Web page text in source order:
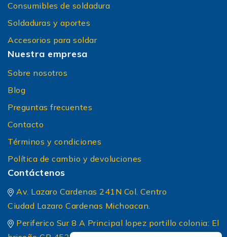
Consumibles de soldadura
Soldaduras y aportes
Accesorios para soldar
Nuestra empresa
Sobre nosotros
Blog
Preguntas frecuentes
Contacto
Términos y condiciones
Política de cambio y devoluciones
Contáctenos
Av. Lazaro Cardenas 241N Col. Centro
Ciudad Lazaro Cardenas Michoacan.
Periferico Sur 8 A Principal lopez portillo colonia: El